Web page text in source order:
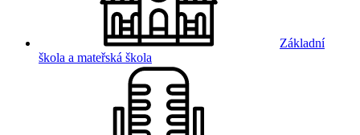
Základní
škola a mateřská škola